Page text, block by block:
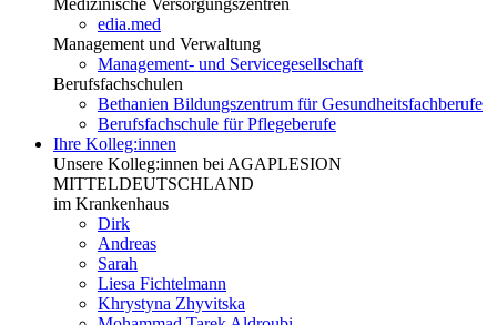
Medizinische Versorgungszentren
edia.med
Management und Verwaltung
Management- und Servicegesellschaft
Berufsfachschulen
Bethanien Bildungszentrum für Gesundheitsfachberufe
Berufsfachschule für Pflegeberufe
Ihre Kolleg:innen
Unsere Kolleg:innen bei AGAPLESION
MITTELDEUTSCHLAND
im Krankenhaus
Dirk
Andreas
Sarah
Liesa Fichtelmann
Khrystyna Zhyvitska